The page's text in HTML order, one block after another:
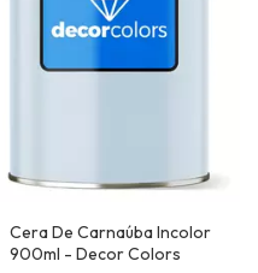
Cera De Carnaúba Incolor
900ml - Decor Colors